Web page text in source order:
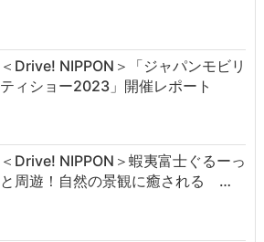
＜Drive! NIPPON＞「ジャパンモビリ
ティショー2023」開催レポート
＜Drive! NIPPON＞蝦夷富士ぐるーっ
と周遊！自然の景観に癒される …